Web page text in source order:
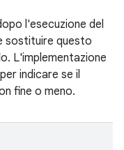
l'esecuzione del
sostituire questo
L'implementazione
per indicare se il
fine o meno.